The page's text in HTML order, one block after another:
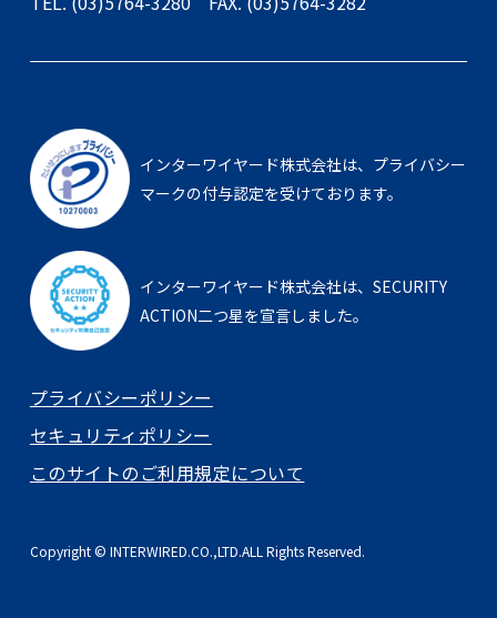
インターワイヤード株式会社は、 プライバシー
マークの付与認定を受けております。
インターワイヤード株式会社は、 SECURITY
ACTION二つ星を宣言しました。
プライバシーポリシー
セキュリティポリシー
このサイトのご利用規定について
Copyright © INTERWIRED.CO.,LTD.ALL Rights Reserved.